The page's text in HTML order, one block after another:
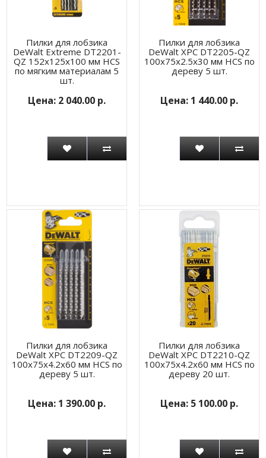
Пилки для лобзика
DeWalt Extreme DT2201-
QZ 152x125x100 мм HCS
по мягким материалам 5
шт.
2 040.00 р.
Пилки для лобзика
DeWalt XPC DT2205-QZ
100х75х2.5х30 мм HCS по
дереву 5 шт.
1 440.00 р.
Пилки для лобзика
DeWalt XPC DT2209-QZ
100х75х4.2х60 мм HCS по
дереву 5 шт.
1 390.00 р.
Пилки для лобзика
DeWalt XPC DT2210-QZ
100х75х4.2х60 мм HCS по
дереву 20 шт.
5 100.00 р.